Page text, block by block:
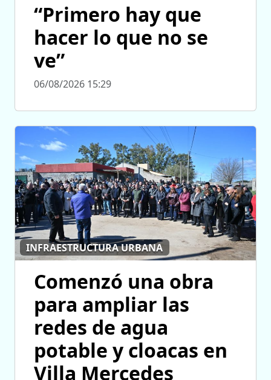
“Primero hay que
hacer lo que no se
ve”
06/08/2026 15:29
INFRAESTRUCTURA URBANA
Comenzó una obra
para ampliar las
redes de agua
potable y cloacas en
Villa Mercedes